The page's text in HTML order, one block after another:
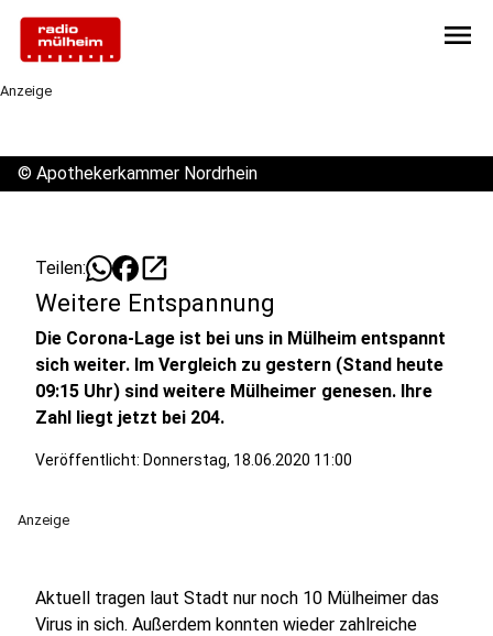
menu
Anzeige
© Apothekerkammer Nordrhein
Teilen: open_in_new
Weitere Entspannung
Die Corona-Lage ist bei uns in Mülheim entspannt
sich weiter. Im Vergleich zu gestern (Stand heute
09:15 Uhr) sind weitere Mülheimer genesen. Ihre
Zahl liegt jetzt bei 204.
Veröffentlicht: Donnerstag, 18.06.2020 11:00
Anzeige
Aktuell tragen laut Stadt nur noch 10 Mülheimer das
Virus in sich. Außerdem konnten wieder zahlreiche